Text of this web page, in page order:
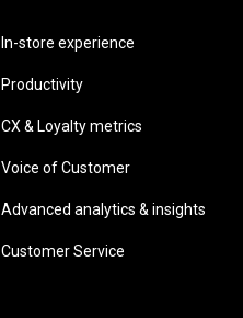
In-store experience
Productivity
CX & Loyalty metrics
Voice of Customer
Advanced analytics & insights
Customer Service